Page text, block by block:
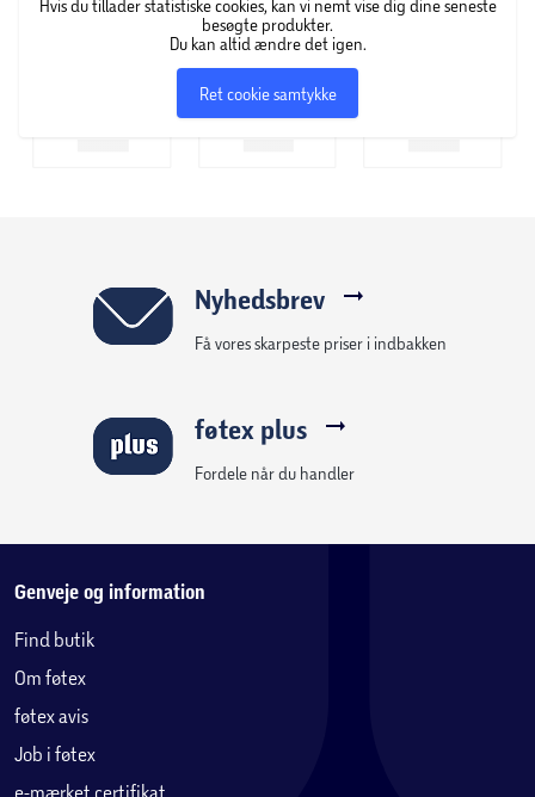
Hvis du tillader statistiske cookies, kan vi nemt vise dig dine seneste
besøgte produkter.
Du kan altid ændre det igen.
Ret cookie samtykke
Nyhedsbrev
Få vores skarpeste priser i indbakken
føtex plus
Fordele når du handler
Genveje og information
Find butik
Om føtex
føtex avis
Job i føtex
e-mærket certifikat